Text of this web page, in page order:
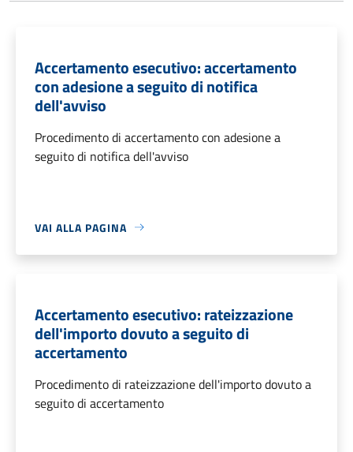
Accertamento esecutivo: accertamento
con adesione a seguito di notifica
dell'avviso
Procedimento di accertamento con adesione a
seguito di notifica dell'avviso
VAI ALLA PAGINA
Accertamento esecutivo: rateizzazione
dell'importo dovuto a seguito di
accertamento
Procedimento di rateizzazione dell'importo dovuto a
seguito di accertamento